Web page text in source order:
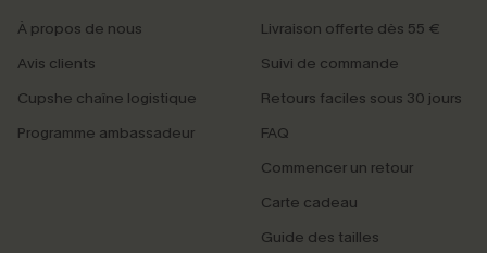
À propos de nous
Avis clients
Cupshe chaîne logistique
Programme ambassadeur
Livraison offerte dès 55 €
Suivi de commande
Retours faciles sous 30 jours
FAQ
Commencer un retour
Carte cadeau
Guide des tailles
PROFITEZ DE -15%